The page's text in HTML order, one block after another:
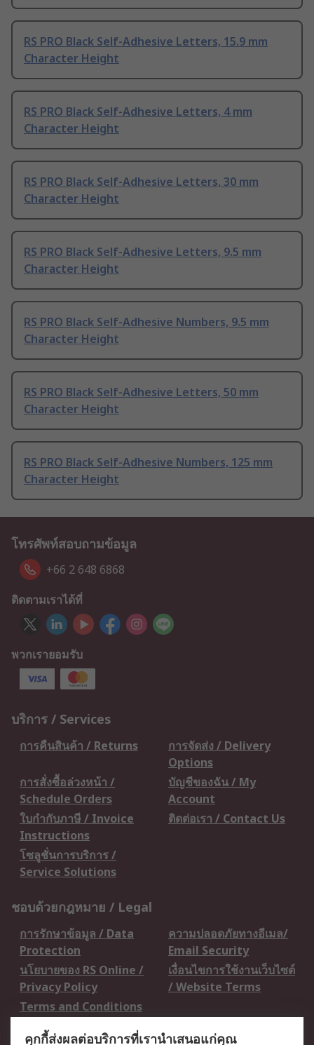
RS PRO Black Self-Adhesive Letters, 15.9 mm
Character Height
RS PRO Black Self-Adhesive Letters, 4 mm
Character Height
RS PRO Black Self-Adhesive Letters, 30 mm
Character Height
RS PRO Black Self-Adhesive Letters, 9.5 mm
Character Height
RS PRO Black Self-Adhesive Numbers, 9.5 mm
Character Height
RS PRO Black Self-Adhesive Letters, 50 mm
Character Height
RS PRO Black Self-Adhesive Numbers, 125 mm
Character Height
โทรศัพท์สอบถามข้อมูล
+66 2 648 6868
ติดตามเราได้ที่
พวกเรายอมรับ
บริการ / Services
การคืนสินค้า / Returns
การจัดส่ง / Delivery
Options
การสั่งซื้อล่วงหน้า /
Schedule Orders
บัญชีของฉัน / My
Account
ใบกำกับภาษี / Invoice
Instructions
ติดต่อเรา / Contact Us
โซลูชั่นการบริการ /
Service Solutions
ชอบด้วยกฎหมาย / Legal
การรักษาข้อมูล / Data
Protection
ความปลอดภัยทางอีเมล/
Email Security
นโยบายของ RS Online /
Privacy Policy
เงื่อนไขการใช้งานเว็บไซต์
/ Website Terms
Terms and Conditions
คุกกี้ส่งผลต่อบริการที่เรานำเสนอแก่คุณ